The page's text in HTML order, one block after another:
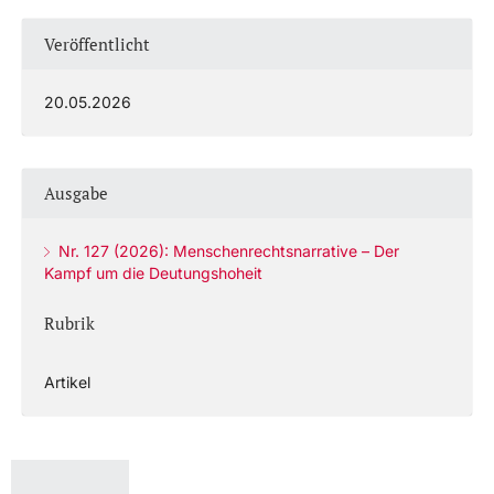
Veröffentlicht
20.05.2026
Ausgabe
Nr. 127 (2026): Menschenrechtsnarrative – Der
Kampf um die Deutungshoheit
Rubrik
Artikel